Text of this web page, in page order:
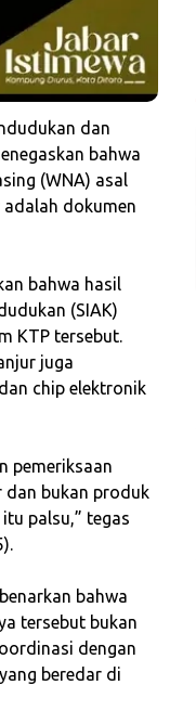
dan
bahwa
(WNA) asal
dokumen
bahwa hasil
(SIAK)
KTP tersebut.
juga
chip elektronik
pemeriksaan
bukan produk
palsu,” tegas
bahwa
tersebut bukan
dengan
beredar di